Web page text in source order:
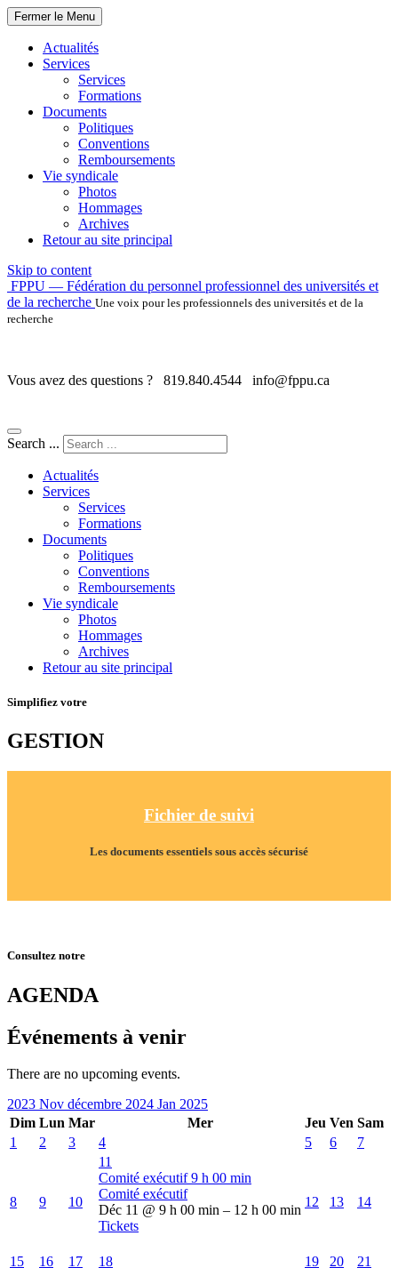
Fermer le Menu
Actualités
Services
Services
Formations
Documents
Politiques
Conventions
Remboursements
Vie syndicale
Photos
Hommages
Archives
Retour au site principal
Skip to content
FPPU — Fédération du personnel professionnel des universités et
de la recherche Une voix pour les professionnels des universités et de la
recherche
Vous avez des questions ? 819.840.4544 info@fppu.ca
Search ...
Actualités
Services
Services
Formations
Documents
Politiques
Conventions
Remboursements
Vie syndicale
Photos
Hommages
Archives
Retour au site principal
Simplifiez votre
GESTION
Fichier de suivi
Les documents essentiels sous accès sécurisé
Consultez notre
AGENDA
Événements à venir
There are no upcoming events.
2023 Nov décembre 2024 Jan 2025
Dim Lun Mar Mer Jeu Ven Sam
1
2 3 4 5 6 7
8 9 10
11
Comité exécutif9 h 00 min
Comité exécutif
Déc 11 @ 9 h 00 min – 12 h 00 min
Tickets
12 13 14
15 16 17 18 19 20
21